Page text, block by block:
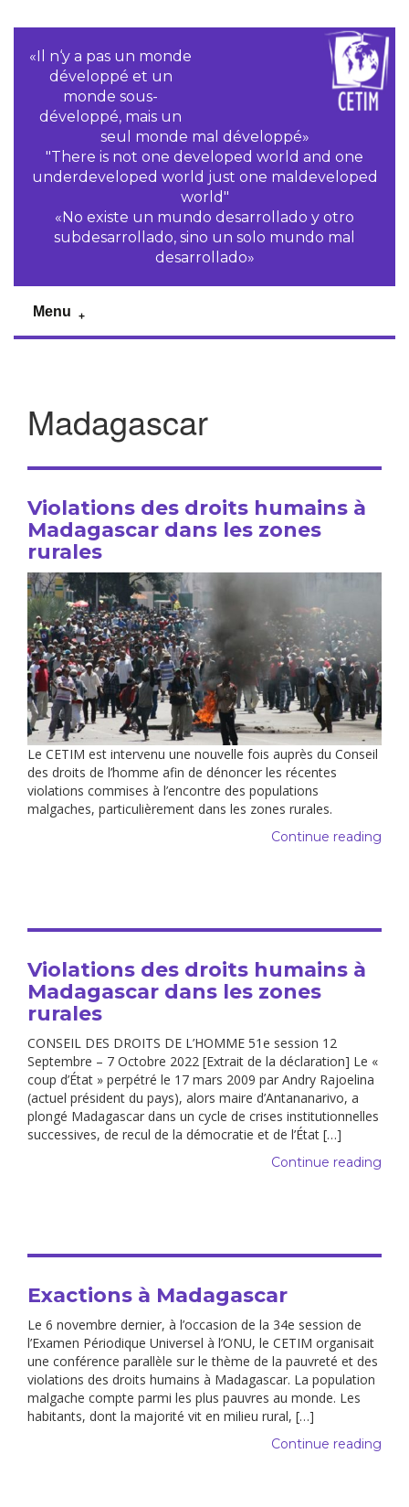
«Il n‘y a pas un monde
développé et un
monde sous-
développé, mais un
seul monde mal développé»
"There is not one developed world and one
underdeveloped world just one maldeveloped
world"
«No existe un mundo desarrollado y otro
subdesarrollado, sino un solo mundo mal
desarrollado»
Menu
Madagascar
Violations des droits humains à
Madagascar dans les zones
rurales
Le CETIM est intervenu une nouvelle fois auprès du Conseil
des droits de l’homme afin de dénoncer les récentes
violations commises à l’encontre des populations
malgaches, particulièrement dans les zones rurales.
Continue reading
Violations des droits humains à
Madagascar dans les zones
rurales
CONSEIL DES DROITS DE L’HOMME 51e session 12
Septembre – 7 Octobre 2022 [Extrait de la déclaration] Le «
coup d’État » perpétré le 17 mars 2009 par Andry Rajoelina
(actuel président du pays), alors maire d’Antananarivo, a
plongé Madagascar dans un cycle de crises institutionnelles
successives, de recul de la démocratie et de l’État […]
Continue reading
Exactions à Madagascar
Le 6 novembre dernier, à l’occasion de la 34e session de
l’Examen Périodique Universel à l’ONU, le CETIM organisait
une conférence parallèle sur le thème de la pauvreté et des
violations des droits humains à Madagascar. La population
malgache compte parmi les plus pauvres au monde. Les
habitants, dont la majorité vit en milieu rural, […]
Continue reading